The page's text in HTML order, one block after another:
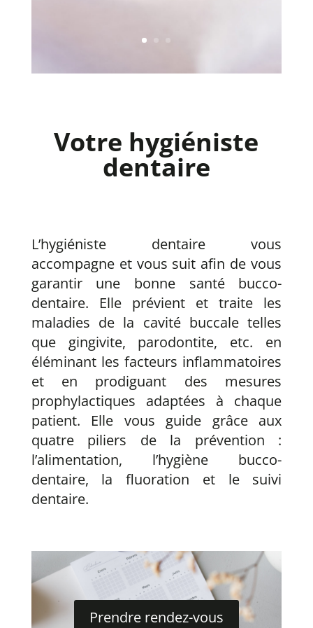
Votre hygiéniste
dentaire
L’hygiéniste dentaire vous
accompagne et vous suit afin de vous
garantir une bonne santé bucco-
dentaire. Elle prévient et traite les
maladies de la cavité buccale telles
que gingivite, parodontite, etc. en
éléminant les facteurs inflammatoires
et en prodiguant des mesures
prophylactiques adaptées à chaque
patient. Elle vous guide grâce aux
quatre piliers de la prévention :
l’alimentation, l’hygiène bucco-
dentaire, la fluoration et le suivi
dentaire.
Prendre rendez-vous